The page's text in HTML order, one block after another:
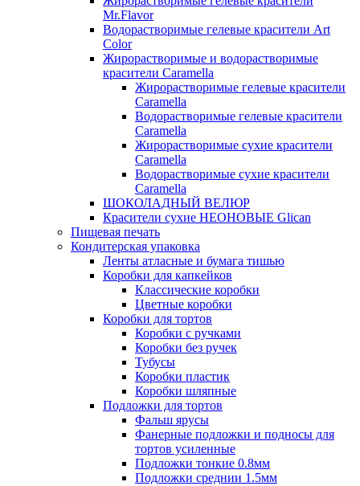
Mr.Flavor
Водорастворимые гелевые красители Art
Color
Жирорастворимые и водорастворимые
красители Caramella
Жирорастворимые гелевые красители
Caramella
Водорастворимые гелевые красители
Caramella
Жирорастворимые сухие красители
Caramella
Водорастворимые сухие красители
Caramella
ШОКОЛАДНЫЙ ВЕЛЮР
Красители сухие НЕОНОВЫЕ Glican
Пищевая печать
Кондитерская упаковка
Ленты атласные и бумага тишью
Коробки для капкейков
Классические коробки
Цветные коробки
Коробки для тортов
Коробки с ручками
Коробки без ручек
Тубусы
Коробки пластик
Коробки шляпные
Подложки для тортов
Фальш ярусы
Фанерные подложки и подносы для
тортов усиленные
Подложки тонкие 0.8мм
Подложки среднии 1.5мм